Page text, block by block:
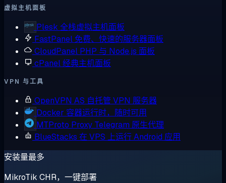
虚拟主机面板
Plesk 全栈虚拟主机面板
FastPanel 免费、快速的服务器面板
CloudPanel PHP 与 Node.js 面板
cPanel经典主机面板
VPN 与工具
OpenVPN AS 自托管 VPN 服务器
Docker 容器运行时，随时可用
MTProto Proxy Telegram 原生代理
BlueStacks 在 VPS 上运行 Android 应用
安装量最多
MikroTik CHR，一键部署